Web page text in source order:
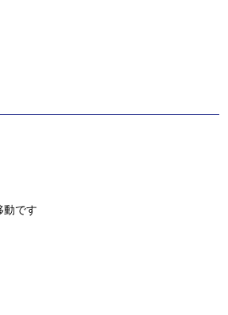
動です